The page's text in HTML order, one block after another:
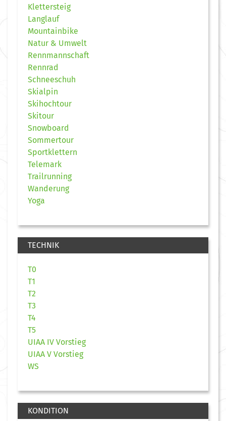
Klettersteig
Langlauf
Mountainbike
Natur & Umwelt
Rennmannschaft
Rennrad
Schneeschuh
Skialpin
Skihochtour
Skitour
Snowboard
Sommertour
Sportklettern
Telemark
Trailrunning
Wanderung
Yoga
TECHNIK
T0
T1
T2
T3
T4
T5
UIAA IV Vorstieg
UIAA V Vorstieg
WS
KONDITION